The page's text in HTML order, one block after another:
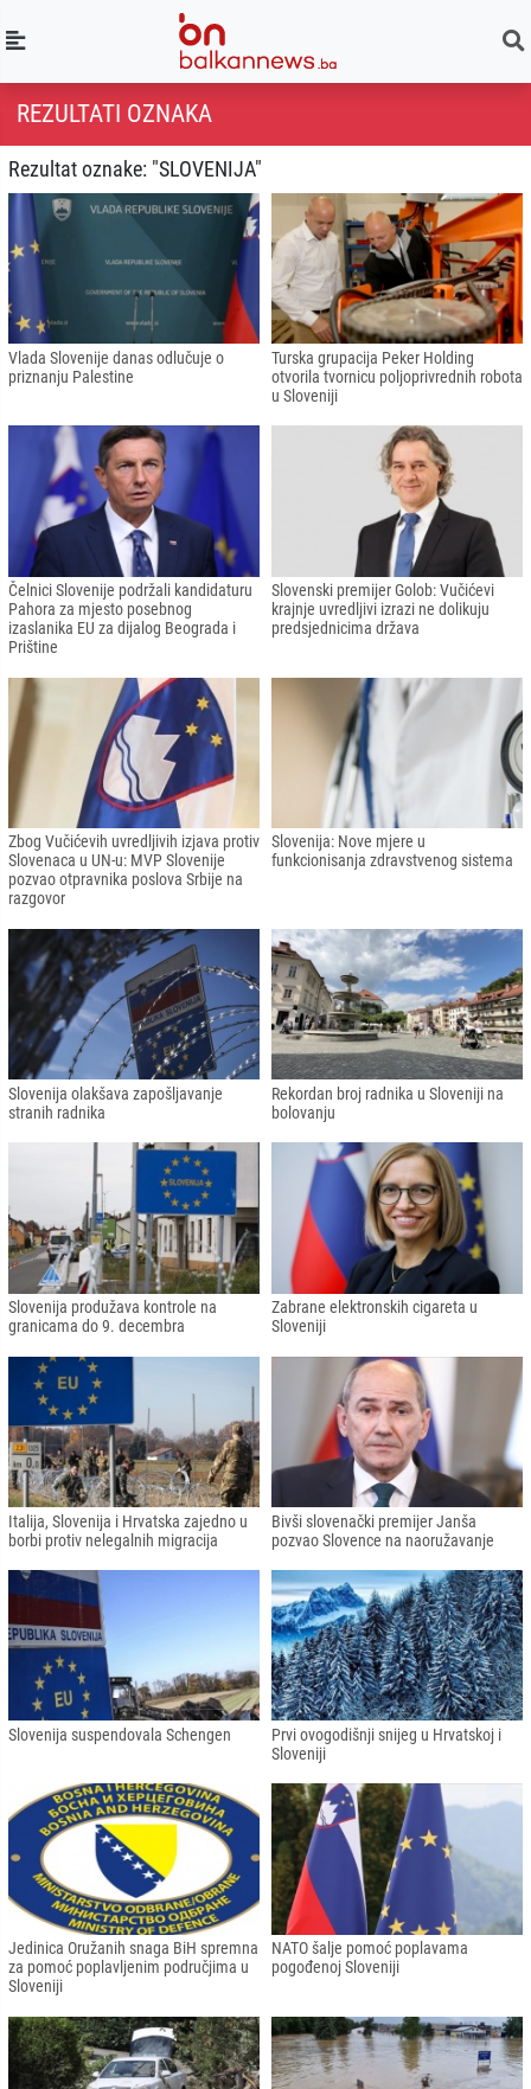
REZULTATI OZNAKA
Rezultat oznake: "SLOVENIJA"
Vlada Slovenije danas odlučuje o
priznanju Palestine
Turska grupacija Peker Holding
otvorila tvornicu poljoprivrednih robota
u Sloveniji
Čelnici Slovenije podržali kandidaturu
Pahora za mjesto posebnog
izaslanika EU za dijalog Beograda i
Prištine
Slovenski premijer Golob: Vučićevi
krajnje uvredljivi izrazi ne dolikuju
predsjednicima država
Zbog Vučićevih uvredljivih izjava protiv
Slovenaca u UN-u: MVP Slovenije
pozvao otpravnika poslova Srbije na
razgovor
Slovenija: Nove mjere u
funkcionisanja zdravstvenog sistema
Slovenija olakšava zapošljavanje
stranih radnika
Rekordan broj radnika u Sloveniji na
bolovanju
Slovenija produžava kontrole na
granicama do 9. decembra
Zabrane elektronskih cigareta u
Sloveniji
Italija, Slovenija i Hrvatska zajedno u
borbi protiv nelegalnih migracija
Bivši slovenački premijer Janša
pozvao Slovence na naoružavanje
Slovenija suspendovala Schengen
Prvi ovogodišnji snijeg u Hrvatskoj i
Sloveniji
Jedinica Oružanih snaga BiH spremna
za pomoć poplavljenim područjima u
Sloveniji
NATO šalje pomoć poplavama
pogođenoj Sloveniji